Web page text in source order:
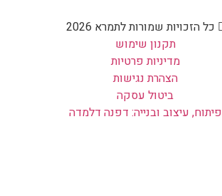
כל הזכויות שמורות לתמרא 2026
תקנון שימוש
מדיניות פרטיות
הצהרת נגישות
ביטול עסקה
פיתוח, עיצוב ובנייה: דפנה דלמדה